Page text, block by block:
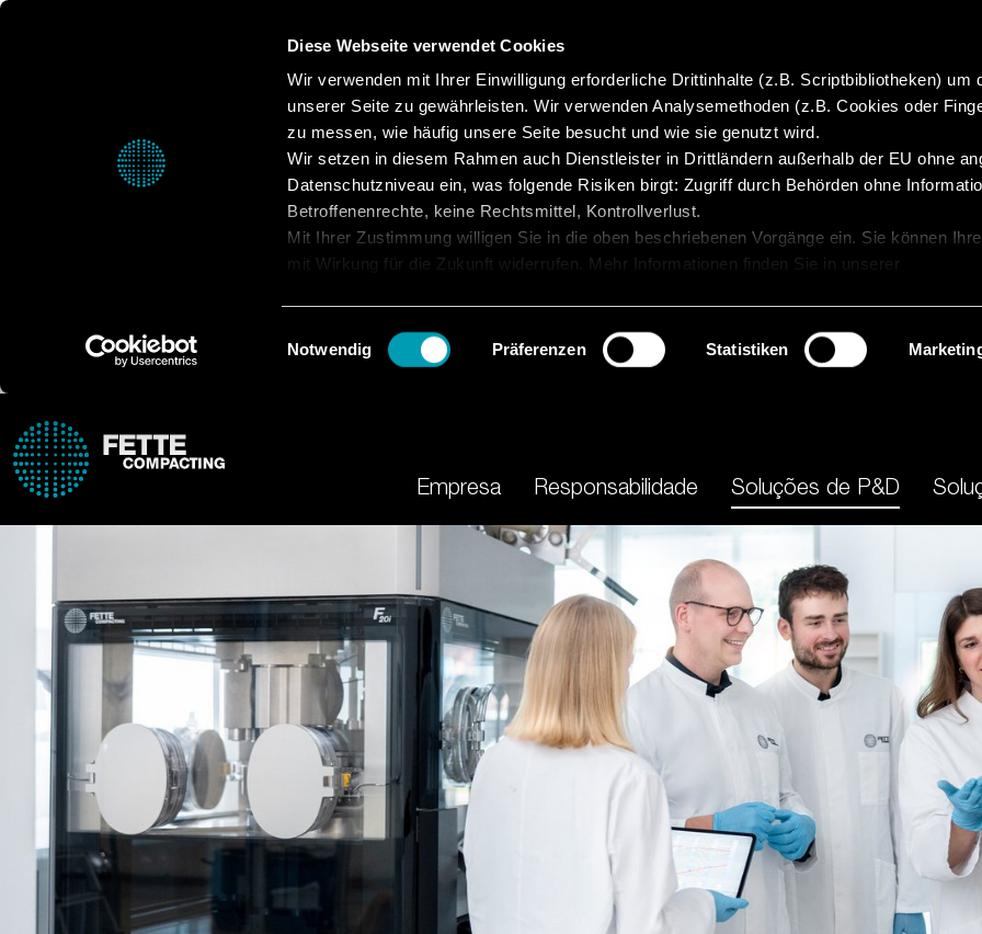
Diese Webseite verwendet Cookies
Wir verwenden mit Ihrer Einwilligung erforderliche Drittinhalte (z.B. Scriptbibliotheken) um
unserer Seite zu gewährleisten. Wir verwenden Analysemethoden (z.B. Cookies oder
zu messen, wie häufig unsere Seite besucht und wie sie genutzt wird.
Wir setzen in diesem Rahmen auch Dienstleister in Drittländern außerhalb der EU ohne
Datenschutzniveau ein, was folgende Risiken birgt: Zugriff durch Behörden ohne
Betroffenenrechte, keine Rechtsmittel, Kontrollverlust.
Mit Ihrer Zustimmung willigen Sie in die oben beschriebenen Vorgänge ein. Sie können
mit Wirkung für die Zukunft widerrufen. Mehr Informationen finden Sie in unserer
Einwilligungsauswahl
Notwendig Präferenzen Statistiken
Empresa Responsabilidade Soluções de P&D